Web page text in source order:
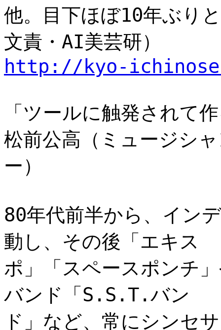
他。目下ほぼ10年ぶり
文責・AI美芸研）
http://kyo-
「ツールに触発されて
松前公高（ミュージシ
ー）
80年代前半から、イン
動し、その後「エキス
ポ」「スペースポンチ
バンド「S.S.T.バン
ド」など、常にシンセ